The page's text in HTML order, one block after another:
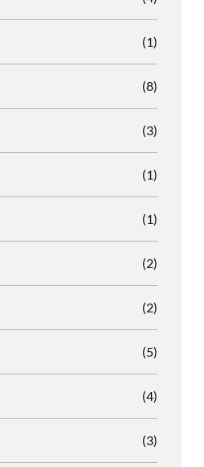
(1)
(8)
(3)
(1)
(1)
(2)
(2)
(5)
(4)
(3)